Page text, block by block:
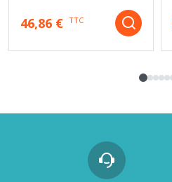
46,86 € TTC